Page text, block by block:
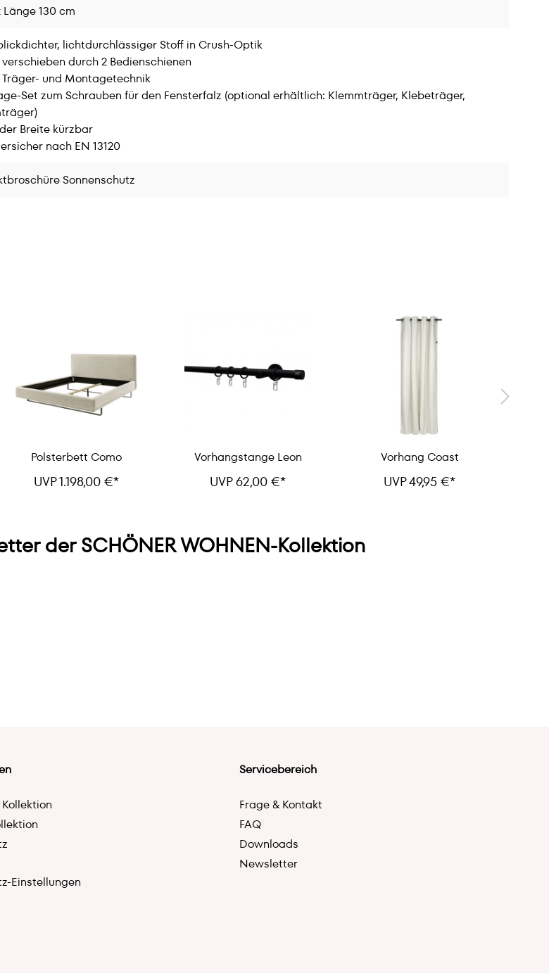
130 cm
lichtdurchlässiger Stoff in Crush-Optik
durch 2 Bedienschienen
und Montagetechnik
Set zum Schrauben für den Fensterfalz (optional erhältlich: Klemmträger, Klebeträger,
Breite kürzbar
nach EN 13120
Sonnenschutz
Polsterbett Como
UVP 1.198,00 €*
Vorhangstange Leon
UVP 62,00 €*
Vorhang Coast
UVP 49,95 €*
der SCHÖNER WOHNEN-Kollektion
Einstellungen
Servicebereich
Frage & Kontakt
FAQ
Downloads
Newsletter